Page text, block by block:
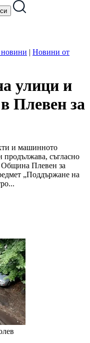
| Новини от
улици и
Плевен за
и машинното
съгласно
Плевен за
„Поддържане на